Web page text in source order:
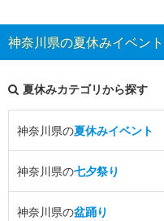
神奈川県の夏休みイベン
夏休みカテゴリから探す
神奈川県の夏休みイベント
神奈川県の七夕祭り
神奈川県の盆踊り